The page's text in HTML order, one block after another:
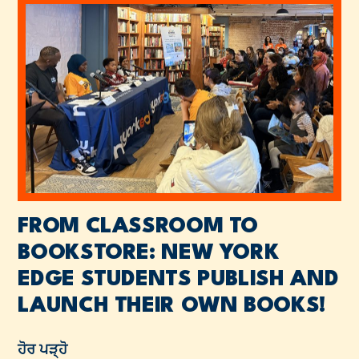
FROM CLASSROOM TO
BOOKSTORE: NEW YORK
EDGE STUDENTS PUBLISH AND
LAUNCH THEIR OWN BOOKS!
ਹੋਰ ਪੜ੍ਹੋ